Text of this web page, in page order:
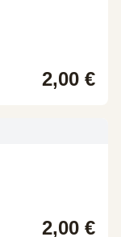
2,00 €
2,00 €